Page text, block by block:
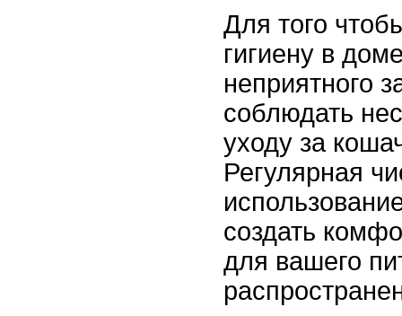
Для того
гигиену в
неприятного
соблюдать
уходу за
Регулярная
создать
для вашего